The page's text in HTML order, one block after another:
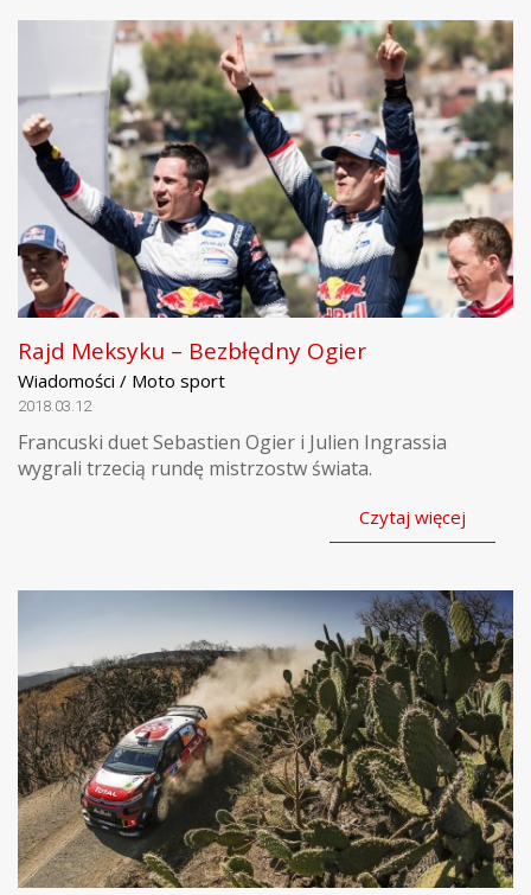
Rajd Meksyku – Bezbłędny Ogier
Wiadomości / Moto sport
2018.03.12
Francuski duet Sebastien Ogier i Julien Ingrassia
wygrali trzecią rundę mistrzostw świata.
Czytaj więcej